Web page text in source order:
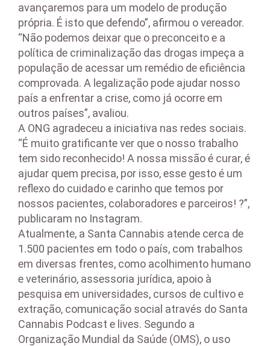
avançaremos para um modelo de produção
própria. É isto que defendo”, afirmou o vereador.
“Não podemos deixar que o preconceito e a
política de criminalização das drogas impeça a
população de acessar um remédio de eficiência
comprovada. A legalização pode ajudar nosso
país a enfrentar a crise, como já ocorre em
outros países”, avaliou.
A ONG agradeceu a iniciativa nas redes sociais.
“É muito gratificante ver que o nosso trabalho
tem sido reconhecido! A nossa missão é curar, é
ajudar quem precisa, por isso, esse gesto é um
reflexo do cuidado e carinho que temos por
nossos pacientes, colaboradores e parceiros! ?”,
publicaram no Instagram.
Atualmente, a Santa Cannabis atende cerca de
1.500 pacientes em todo o país, com trabalhos
em diversas frentes, como acolhimento humano
e veterinário, assessoria jurídica, apoio à
pesquisa em universidades, cursos de cultivo e
extração, comunicação social através do Santa
Cannabis Podcast e lives. Segundo a
Organização Mundial da Saúde (OMS), o uso